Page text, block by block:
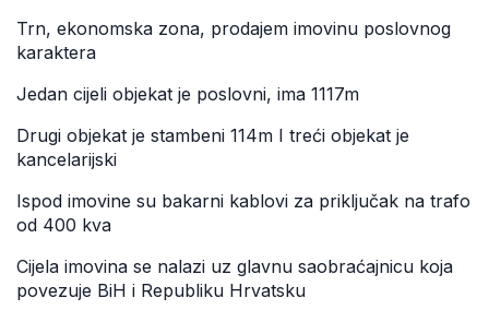
Trn, ekonomska zona, prodajem imovinu poslovnog
karaktera
Jedan cijeli objekat je poslovni, ima 1117m
Drugi objekat je stambeni 114m I treći objekat je
kancelarijski
Ispod imovine su bakarni kablovi za priključak na trafo
od 400 kva
Cijela imovina se nalazi uz glavnu saobraćajnicu koja
povezuje BiH i Republiku Hrvatsku